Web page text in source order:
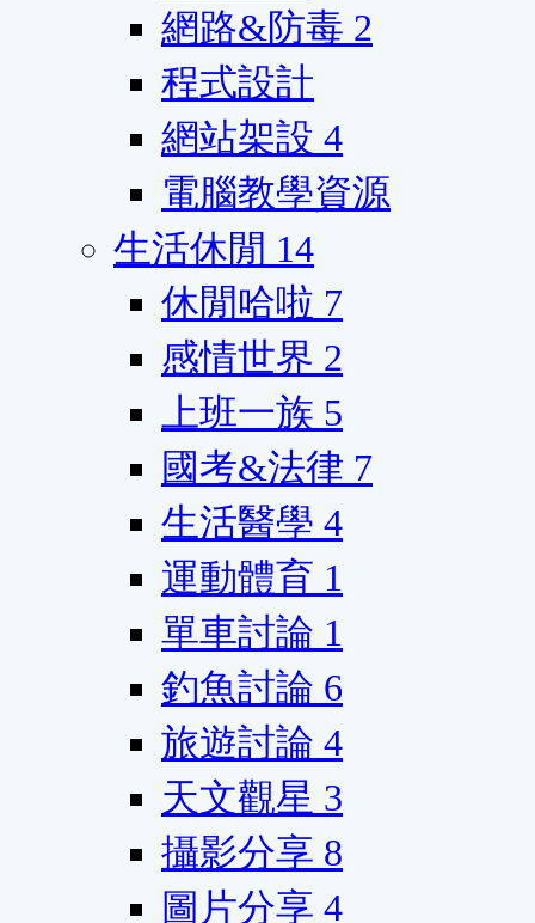
網路&防毒 2
程式設計
網站架設 4
電腦教學資源
生活休閒 14
休閒哈啦 7
感情世界 2
上班一族 5
國考&法律 7
生活醫學 4
運動體育 1
單車討論 1
釣魚討論 6
旅遊討論 4
天文觀星 3
攝影分享 8
圖片分享 4